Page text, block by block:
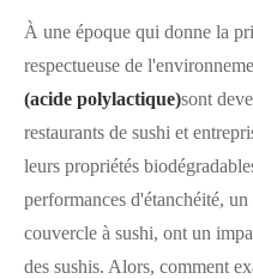
À une époque qui donne la
respectueuse de
(acide polylactique)sont
restaurants de sushi et
leurs propriétés
performances d'étanchéité,
couvercle à sushi, ont un
des sushis. Alors, comment